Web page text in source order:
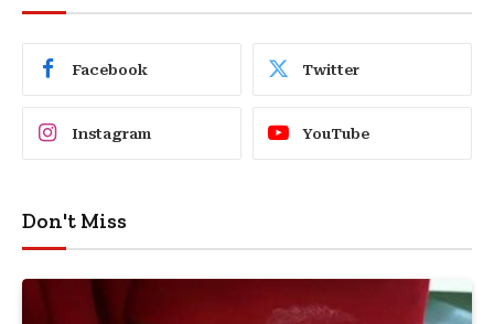
Facebook Twitter
Instagram YouTube
Don't Miss